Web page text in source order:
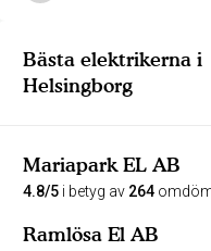
Bästa elektrikerna i
Helsingborg
Mariapark EL AB
4.8/5 i betyg av 264
Ramlösa El AB